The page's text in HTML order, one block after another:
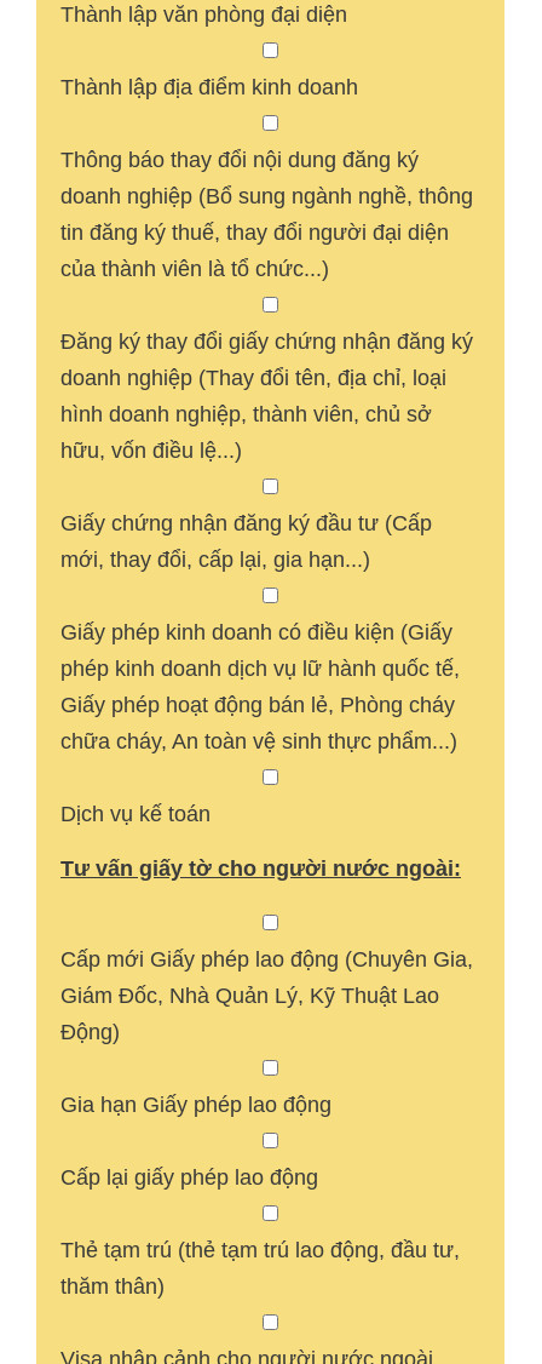
Thành lập văn phòng đại diện
Thành lập địa điểm kinh doanh
Thông báo thay đổi nội dung đăng ký
doanh nghiệp (Bổ sung ngành nghề, thông
tin đăng ký thuế, thay đổi người đại diện
của thành viên là tổ chức...)
Đăng ký thay đổi giấy chứng nhận đăng ký
doanh nghiệp (Thay đổi tên, địa chỉ, loại
hình doanh nghiệp, thành viên, chủ sở
hữu, vốn điều lệ...)
Giấy chứng nhận đăng ký đầu tư (Cấp
mới, thay đổi, cấp lại, gia hạn...)
Giấy phép kinh doanh có điều kiện (Giấy
phép kinh doanh dịch vụ lữ hành quốc tế,
Giấy phép hoạt động bán lẻ, Phòng cháy
chữa cháy, An toàn vệ sinh thực phẩm...)
Dịch vụ kế toán
Tư vấn giấy tờ cho người nước ngoài:
Cấp mới Giấy phép lao động (Chuyên Gia,
Giám Đốc, Nhà Quản Lý, Kỹ Thuật Lao
Động)
Gia hạn Giấy phép lao động
Cấp lại giấy phép lao động
Thẻ tạm trú (thẻ tạm trú lao động, đầu tư,
thăm thân)
Visa nhập cảnh cho người nước ngoài